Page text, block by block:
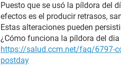
Puesto que se usó la píldora del
efectos es el producir retrasos,
Estas alteraciones pueden
¿Cómo funciona la píldora del
https://salud.ccm.net/faq/6797-
postday